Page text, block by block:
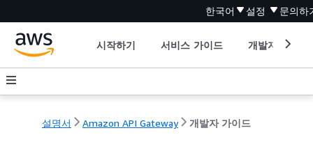
한국어 설정 문의하
시작하기 서비스 가이드 개발자 도구
설명서 Amazon API Gateway 개발자 가이드